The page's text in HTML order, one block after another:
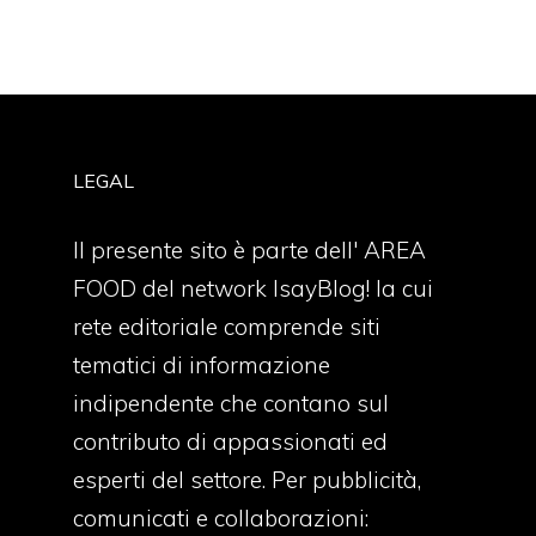
LEGAL
Il presente sito è parte dell' AREA
FOOD del network IsayBlog! la cui
rete editoriale comprende siti
tematici di informazione
indipendente che contano sul
contributo di appassionati ed
esperti del settore. Per pubblicità,
comunicati e collaborazioni: